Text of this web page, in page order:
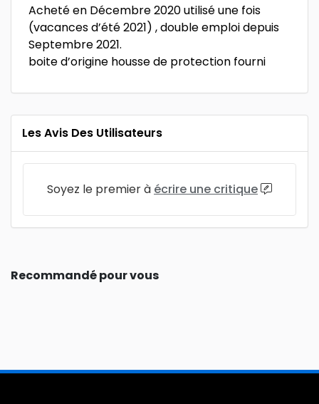
Acheté en Décembre 2020 utilisé une fois
(vacances d’été 2021) , double emploi depuis
Septembre 2021.
boite d’origine housse de protection fourni
Les Avis Des Utilisateurs
Soyez le premier à écrire une critique
Recommandé pour vous